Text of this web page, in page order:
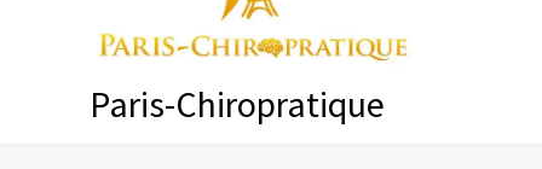
Paris-Chiropratique